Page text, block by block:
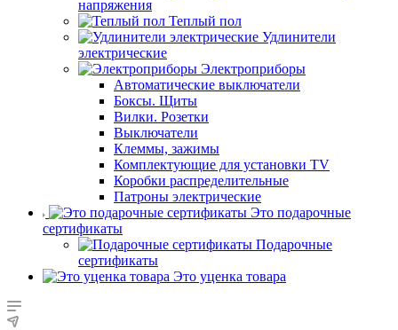
напряжения
Теплый пол
Удлинители
электрические
Электроприборы
Автоматические выключатели
Боксы. Щиты
Вилки. Розетки
Выключатели
Клеммы, зажимы
Комплектующие для установки TV
Коробки распределительные
Патроны электрические
Это подарочные
сертификаты
Подарочные
сертификаты
Это уценка товара